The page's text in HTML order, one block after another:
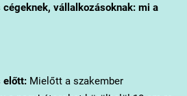
vállalkozásoknak: mi a
előtt:Mielőtt a szakember